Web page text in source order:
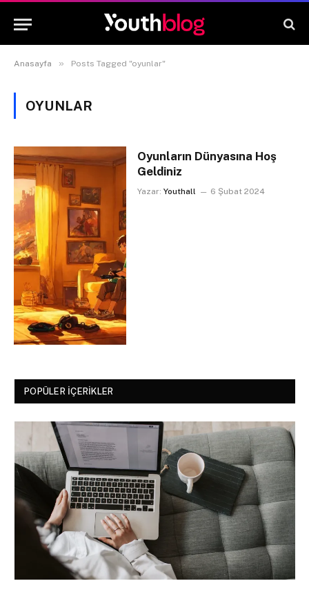
Anasayfa » Posts Tagged "oyunlar"
OYUNLAR
Oyunların Dünyasına Hoş
Geldiniz
Yazar: Youthall 6 Şubat 2024
POPÜLER İÇERIKLER